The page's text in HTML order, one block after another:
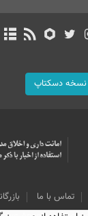
نسخه دسکتاپ
تماس با ما